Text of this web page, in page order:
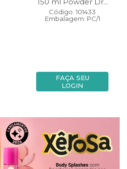
Código: 101433
Embalagem: PC/1
FAÇA SEU
LOGIN